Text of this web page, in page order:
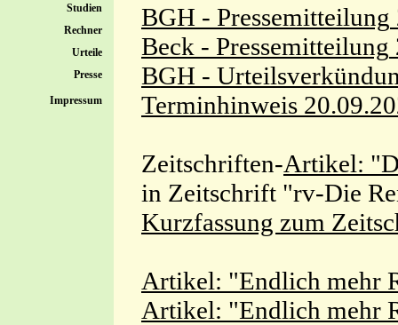
Studien
Rechner
Urteile
Presse
Impressum
BGH - Pressemitteilung
Beck - Pressemitteilung
BGH -
Terminhinweis
Zeitschriften-Artikel:
in Zeitschrift "rv-Die
Kurzfassung zum
Artikel: "Endlich mehr
Artikel: "Endlich mehr